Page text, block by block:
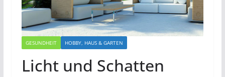
GESUNDHEIT HOBBY, HAUS & GARTEN
Licht und Schatten